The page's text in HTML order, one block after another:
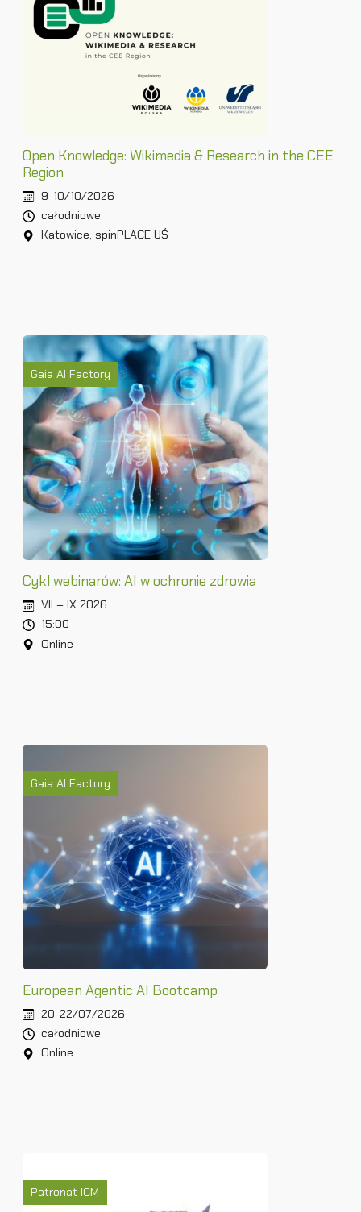
Open Knowledge: Wikimedia & Research in the CEE
Region
9-10/10/2026
całodniowe
Katowice, spinPLACE UŚ
Gaia AI Factory
Cykl webinarów: AI w ochronie zdrowia
VII – IX 2026
15:00
Online
Gaia AI Factory
European Agentic AI Bootcamp
20-22/07/2026
całodniowe
Online
Patronat ICM